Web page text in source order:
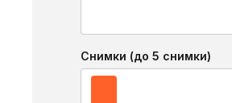
Снимки (до 5 снимки)